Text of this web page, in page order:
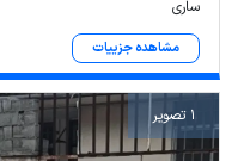
ساری
مشاهده جزییات
1 تصویر